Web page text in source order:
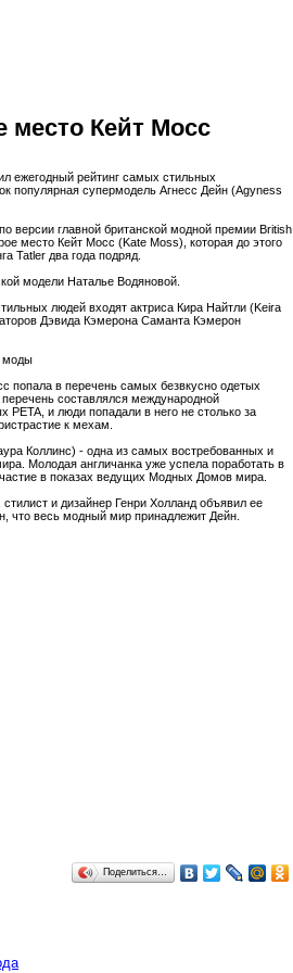
место Кейт Мосс
ежегодный рейтинг самых стильных
популярная супермодель Агнесс Дейн (Agyness
версии главной британской модной премии British
место Кейт Мосс (Kate Moss), которая до этого
Tatler два года подряд.
модели Наталье Водяновой.
людей входят актриса Кира Найтли (Keira
Дэвида Кэмерона Саманта Кэмерон
моды
попала в перечень самых безвкусно одетых
составлялся международной
PETA, и люди попадали в него не столько за
к мехам.
Коллинс) - одна из самых востребованных и
Молодая англичанка уже успела поработать в
в показах ведущих Модных Домов мира.
и дизайнер Генри Холланд объявил ее
что весь модный мир принадлежит Дейн.
Поделиться…